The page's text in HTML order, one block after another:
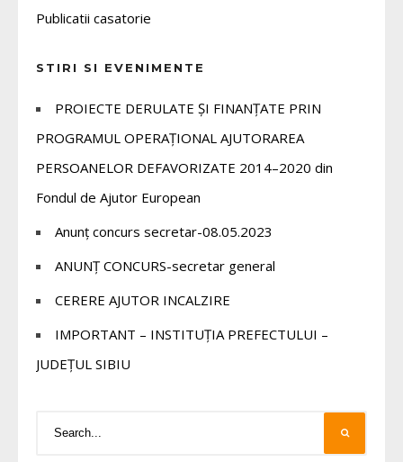
Publicatii casatorie
STIRI SI EVENIMENTE
PROIECTE DERULATE ȘI FINANȚATE PRIN
PROGRAMUL OPERAȚIONAL AJUTORAREA
PERSOANELOR DEFAVORIZATE 2014–2020 din
Fondul de Ajutor European
Anunț concurs secretar-08.05.2023
ANUNȚ CONCURS-secretar general
CERERE AJUTOR INCALZIRE
IMPORTANT – INSTITUȚIA PREFECTULUI –
JUDEȚUL SIBIU